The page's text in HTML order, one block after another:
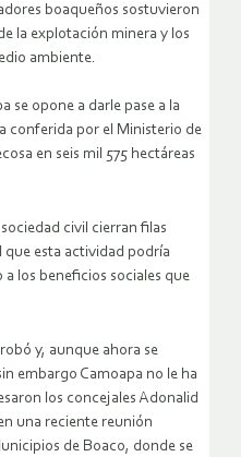
boaqueños sostuvieron
la explotación minera y los
ambiente.
se opone a darle pase a la
conferida por el Ministerio de
en seis mil 575 hectáreas
civil cierran filas
esta actividad podría
los beneficios sociales que
y, aunque ahora se
embargo Camoapa no le ha
los concejales Adonalid
una reciente reunión
de Boaco, donde se